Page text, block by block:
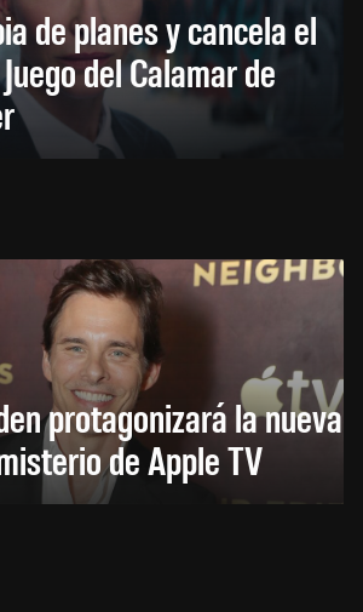
de planes y cancela el
del Calamar de
protagonizará la nueva
de Apple TV